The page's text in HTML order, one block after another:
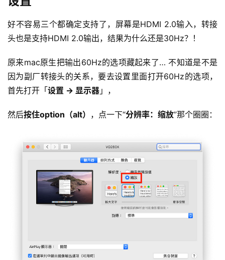
好不容易三个都确定支持了，屏幕是HDMI 2.0输入，转接
头也是支持HDMI 2.0输出，结果为什么还是30Hz？！
原来mac原生把输出60Hz的选项藏起来了… 不知道是不是
因为副厂转接头的关系，要去设置里面打开60Hz的选项，
首先打开「设置 → 显示器 」，
然后按住option（alt） ，点一下“分辨率：缩放”那个圈圈：